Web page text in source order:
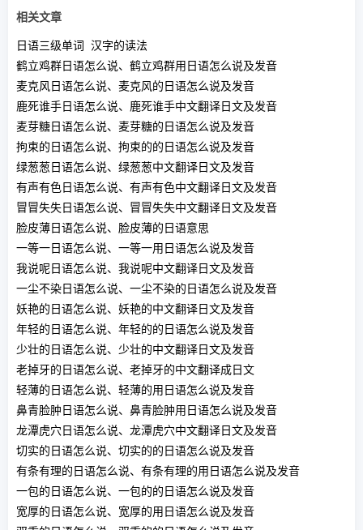
相关文章
日语三级单词 汉字的读法
鹤立鸡群日语怎么说、鹤立鸡群用日语怎么说及发音
麦克风日语怎么说、麦克风的日语怎么说及发音
鹿死谁手日语怎么说、鹿死谁手中文翻译日文及发音
麦芽糖日语怎么说、麦芽糖的日语怎么说及发音
拘束的日语怎么说、拘束的的日语怎么说及发音
绿葱葱日语怎么说、绿葱葱中文翻译日文及发音
有声有色日语怎么说、有声有色中文翻译日文及发音
冒冒失失日语怎么说、冒冒失失中文翻译日文及发音
脸皮薄日语怎么说、脸皮薄的日语意思
一等一日语怎么说、一等一用日语怎么说及发音
我说呢日语怎么说、我说呢中文翻译日文及发音
一尘不染日语怎么说、一尘不染的日语怎么说及发音
妖艳的日语怎么说、妖艳的中文翻译日文及发音
年轻的日语怎么说、年轻的的日语怎么说及发音
少壮的日语怎么说、少壮的中文翻译日文及发音
老掉牙的日语怎么说、老掉牙的中文翻译成日文
轻薄的日语怎么说、轻薄的用日语怎么说及发音
鼻青脸肿日语怎么说、鼻青脸肿用日语怎么说及发音
龙潭虎穴日语怎么说、龙潭虎穴中文翻译日文及发音
切实的日语怎么说、切实的的日语怎么说及发音
有条有理的日语怎么说、有条有理的用日语怎么说及发音
一包的日语怎么说、一包的的日语怎么说及发音
宽厚的日语怎么说、宽厚的用日语怎么说及发音